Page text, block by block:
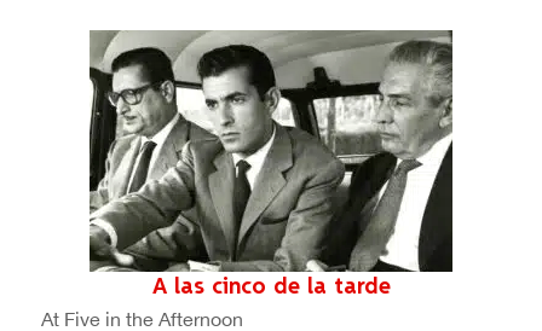
A las cinco de la tarde
At Five in the Afternoon